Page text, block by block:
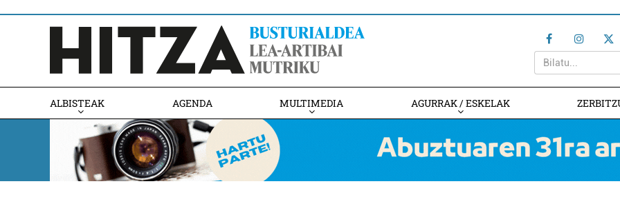
ALBISTEAK AGENDA MULTIMEDIA AGURRAK / ESKELAK